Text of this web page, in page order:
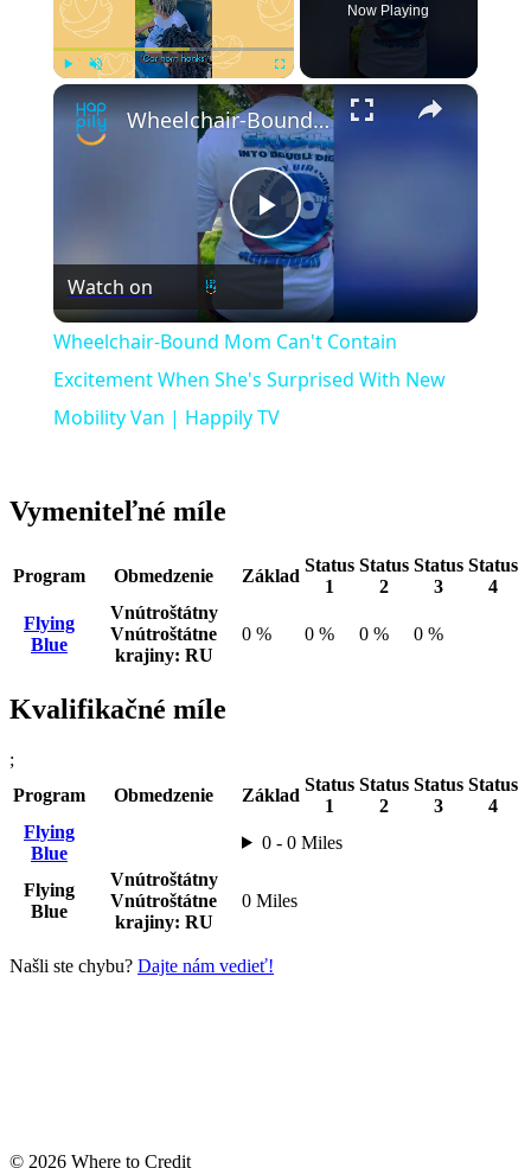
Fullscreen
Now Playing
×
Play
Video
Wheelchair-Bound Mom Can't Contain Excitement When She's Surprised With New Mobility Van | Happily TV
Watch on
Wheelchair-Bound Mom Can't Contain
Excitement When She's Surprised With New
Mobility Van | Happily TV
Vymeniteľné míle
Program Obmedzenie Základ
Status
1
Status
2
Status
3
Status
4
Flying
Blue
Vnútroštátny
Vnútroštátne
krajiny: RU
0 % 0 % 0 % 0 %
Kvalifikačné míle
;
Program
Obmedzenie Základ
Status
1
Status
2
Status
3
Status
4
Flying
Blue
0 - 0 Miles
Flying
Blue
Vnútroštátny
Vnútroštátne
krajiny: RU
0 Miles
Našli ste chybu? Dajte nám vedieť!
© 2026 Where to Credit